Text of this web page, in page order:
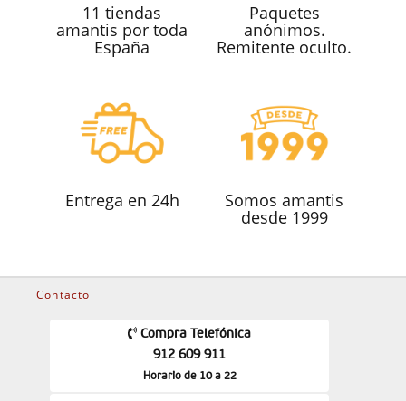
11 tiendas
amantis por toda
España
Paquetes
anónimos.
Remitente oculto.
Entrega en 24h Somos amantis
desde 1999
Contacto
Compra Telefónica
912 609 911
Horario de 10 a 22